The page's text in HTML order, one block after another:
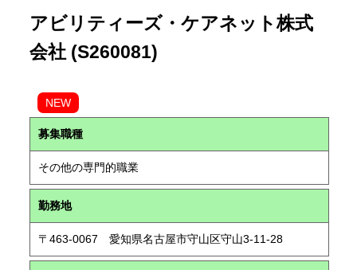
アビリティーズ・ケアネット株式
会社 (S260081)
NEW
募集職種
その他の専門的職業
勤務地
〒463-0067 愛知県名古屋市守山区守山3-11-28